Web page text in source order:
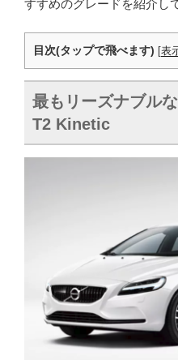
すすめのグレードを紹介し
目次(タップで飛べます) [表
最もリーズナブル
T2 Kinetic